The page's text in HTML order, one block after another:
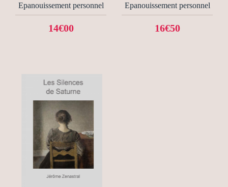
Epanouissement personnel
14€00
Epanouissement personnel
16€50